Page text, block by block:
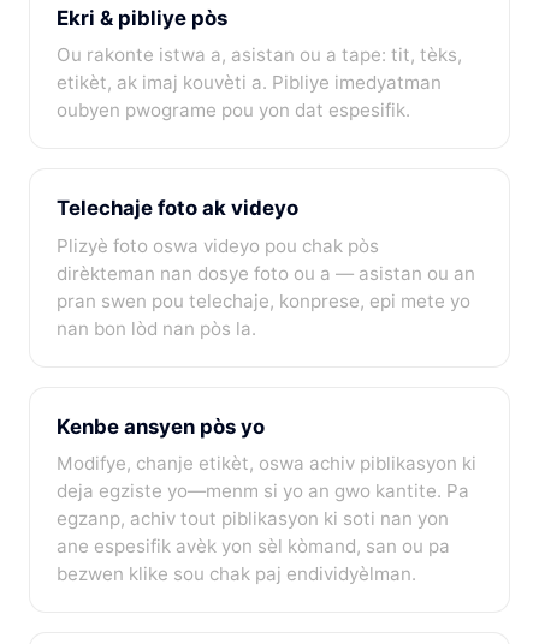
Ekri & pibliye pòs
Ou rakonte istwa a, asistan ou a tape: tit, tèks,
etikèt, ak imaj kouvèti a. Pibliye imedyatman
oubyen pwograme pou yon dat espesifik.
Telechaje foto ak videyo
Plizyè foto oswa videyo pou chak pòs
dirèkteman nan dosye foto ou a — asistan ou an
pran swen pou telechaje, konprese, epi mete yo
nan bon lòd nan pòs la.
Kenbe ansyen pòs yo
Modifye, chanje etikèt, oswa achiv piblikasyon ki
deja egziste yo—menm si yo an gwo kantite. Pa
egzanp, achiv tout piblikasyon ki soti nan yon
ane espesifik avèk yon sèl kòmand, san ou pa
bezwen klike sou chak paj endividyèlman.